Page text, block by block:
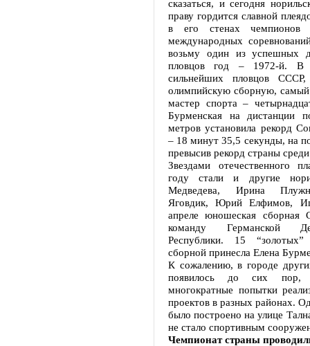
сказаться, и сегодня
праву гордится славной
в его стенах чемпионов
международных
возьму один из успешных
пловцов год – 1972-й. В
сильнейших пловцов
олимпийскую сборную,
мастер спорта –
Бурменская на дистанции
метров установила рекорд
– 18 минут 35,5 секунды, на
превысив рекорд страны
Звездами отечественного
году стали и другие
Медведева, Ирина
Яговдик, Юрий Елфимов,
апреле юношеская сборная
команду Германской
Республики. 15
сборной принесла Елена
К сожалению, в городе
появилось до сих пор,
многократные попытки
проектов в разных районах.
было построено на улице
не стало спортивным
Чемпионат страны